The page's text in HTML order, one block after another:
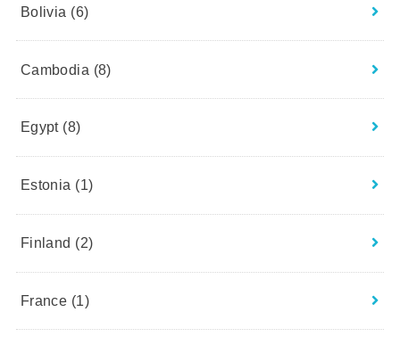
Bolivia (6)
Cambodia (8)
Egypt (8)
Estonia (1)
Finland (2)
France (1)